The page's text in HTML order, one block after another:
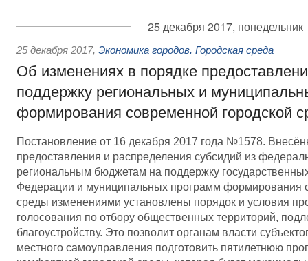
25 декабря 2017, понедельник
25 декабря 2017, Экономика городов. Городская среда
Об изменениях в порядке
поддержку региональных и
формирования современной городской
Постановление от 16 декабря 2017 года №1578.
предоставления и распределения субсидий из
региональным бюджетам на поддержку
Федерации и муниципальных программ формирования
среды изменениями установлены порядок и условия
голосования по отбору общественных территорий,
благоустройству. Это позволит органам власти
местного самоуправления подготовить пятилетнюю